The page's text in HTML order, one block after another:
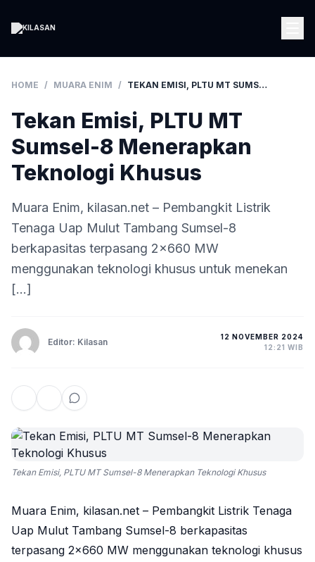
HOME / MUARA ENIM / TEKAN EMISI, PLTU MT SUMSEL-8 MENERAPKAN TEKNOLOGI KHUSUS
Tekan Emisi, PLTU MT
Sumsel-8 Menerapkan
Teknologi Khusus
Muara Enim, kilasan.net – Pembangkit Listrik
Tenaga Uap Mulut Tambang Sumsel-8
berkapasitas terpasang 2×660 MW
menggunakan teknologi khusus untuk menekan
[…]
Editor: Kilasan
12 NOVEMBER 2024
12:21 WIB
Tekan Emisi, PLTU MT Sumsel-8 Menerapkan Teknologi Khusus
Muara Enim, kilasan.net – Pembangkit Listrik Tenaga
Uap Mulut Tambang Sumsel-8 berkapasitas
terpasang 2×660 MW menggunakan teknologi khusus